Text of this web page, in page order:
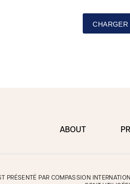
ABOUT
PRÉSENTÉ PAR COMPASSION